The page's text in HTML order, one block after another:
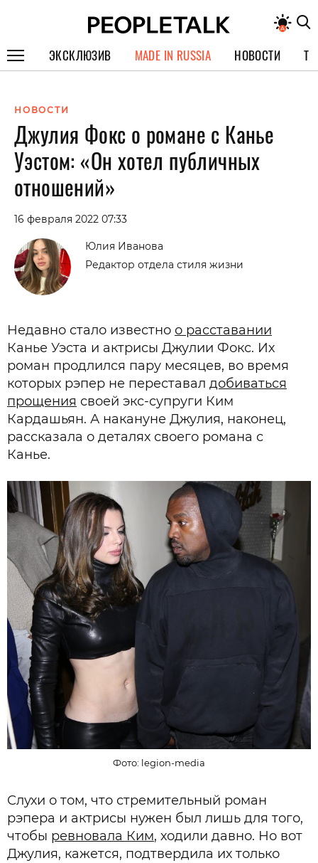
ЭКСКЛЮЗИВ
СПЕЦПРОЕКТЫ
ИНТЕРВЬЮ
ПОКОЛЕНИЕ
MADE IN RUSSIA НОВОСТИ
НОВОСТИ
Джулия Фокс о романе с Канье
Уэстом: «Он хотел публичных
отношений»
16 февраля 2022 07:33
Юлия Иванова
Редактор отдела стиля жизни
Недавно стало известно о расставании
Канье Уэста и актрисы Джулии Фокс. Их
роман продлился пару месяцев, во время
которых рэпер не переставал добиваться
прощения своей экс-супруги Ким
Кардашьян. А накануне Джулия, наконец,
рассказала о деталях своего романа с
Канье.
Фото: legion-media
Слухи о том, что стремительный роман
рэпера и актрисы нужен был лишь для того,
чтобы ревновала Ким, ходили давно. Но вот
Джулия, кажется, подтвердила их только